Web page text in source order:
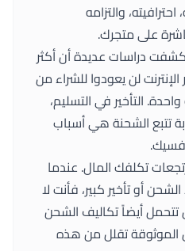
والتزامه
على متجرك.
كشفت دراسات عديدة أن أكثر
الإنترنت لن يعودوا للشراء من
التأخير في التسليم،
تتبع الشحنة هي أسباب
تكلفك المال. عندما
أو تأخير كبير، فأنت لا
تتحمل أيضاً تكاليف الشحن
الموثوقة تقلل من هذه